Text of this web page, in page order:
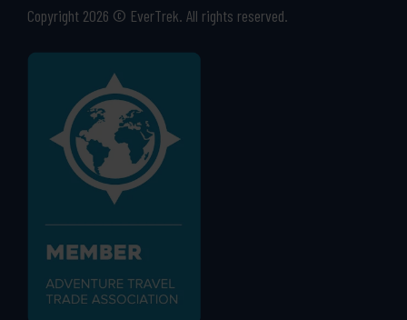
Copyright 2026 © EverTrek. All rights reserved.